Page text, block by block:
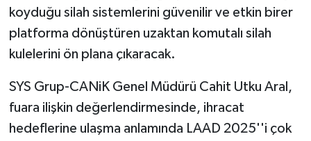
koyduğu silah sistemlerini güvenilir ve etkin birer
platforma dönüştüren uzaktan komutalı silah
kulelerini ön plana çıkaracak.
SYS Grup-CANiK Genel Müdürü Cahit Utku Aral,
fuara ilişkin değerlendirmesinde, ihracat
hedeflerine ulaşma anlamında LAAD 2025''i çok